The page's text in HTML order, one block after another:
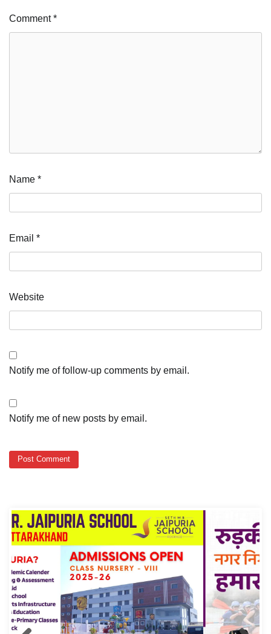
Comment*
Name *
Email *
Website
Notify me of follow-up comments by email.
Notify me of new posts by email.